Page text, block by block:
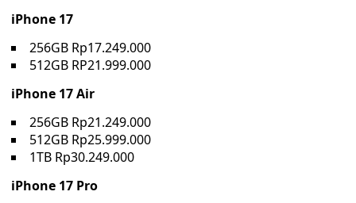
iPhone 17
256GB Rp17.249.000
512GB RP21.999.000
iPhone 17 Air
256GB Rp21.249.000
512GB Rp25.999.000
1TB Rp30.249.000
iPhone 17 Pro